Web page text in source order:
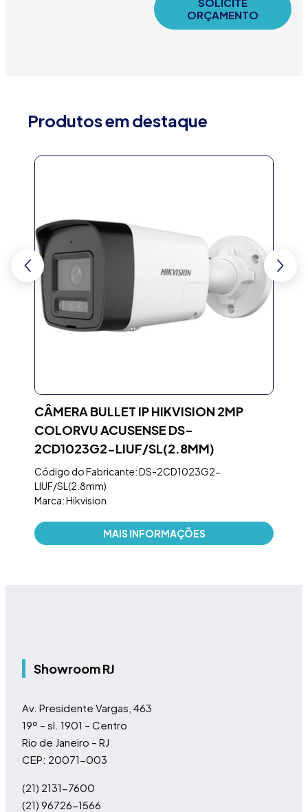
ORÇAMENTO
Produtos em destaque
CÂMERA BULLET IP HIKVISION 2MP
COLORVU ACUSENSE DS-
2CD1023G2-LIUF/SL(2.8MM)
Código do Fabricante: DS-2CD1023G2-
LIUF/SL(2.8mm)
Marca: Hikvision
MAIS INFORMAÇÕES
Showroom RJ
Av. Presidente Vargas, 463
19º – sl. 1901 – Centro
Rio de Janeiro – RJ
CEP: 20071-003
(21) 2131-7600
(21) 96726-1566